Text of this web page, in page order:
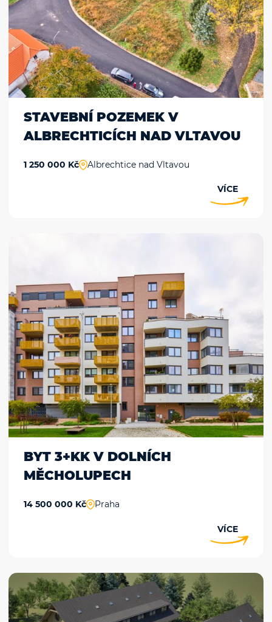
STAVEBNÍ POZEMEK V
ALBRECHTICÍCH NAD VLTAVOU
1 250 000 Kč Albrechtice nad Vltavou
VÍCE
BYT 3+KK V DOLNÍCH
MĚCHOLUPECH
14 500 000 Kč Praha
VÍCE